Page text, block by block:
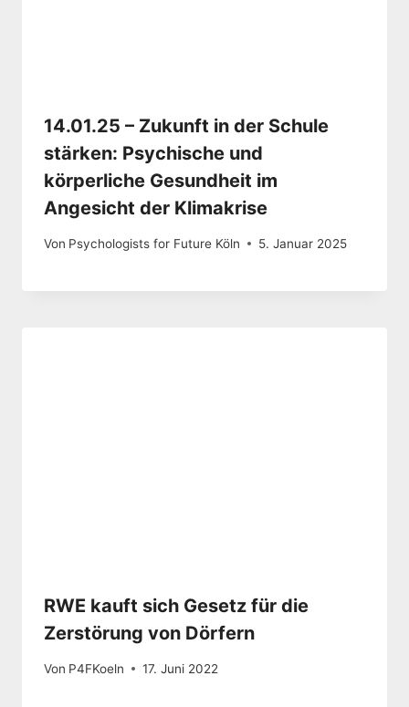
14.01.25 – Zukunft in der Schule
stärken: Psychische und
körperliche Gesundheit im
Angesicht der Klimakrise
Von Psychologists for Future Köln 5. Januar 2025
RWE kauft sich Gesetz für die
Zerstörung von Dörfern
Von P4FKoeln 17. Juni 2022